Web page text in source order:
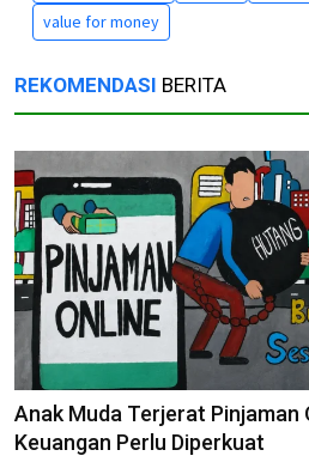
value for money
REKOMENDASI BERITA
Anak Muda Terjerat Pinjaman
Keuangan Perlu Diperkuat